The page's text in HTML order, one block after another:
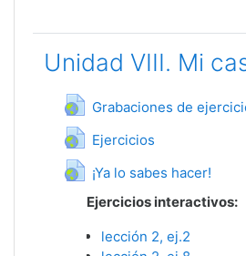
Unidad VIII. Mi
Grabaciones de
EjerciciosГиперссылка
¡Ya lo sabes hacer!
Ejercicios interactivos:
lección 2, ej.2